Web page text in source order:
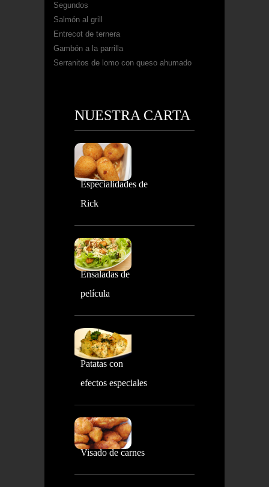
Segundos
Salmón al grill
Entrecot de ternera
Gambón a la parrilla
Serranitos de lomo con queso ahumado
NUESTRA CARTA
Especialidades de
Rick
Ensaladas de
película
Patatas con
efectos especiales
Visado de carnes